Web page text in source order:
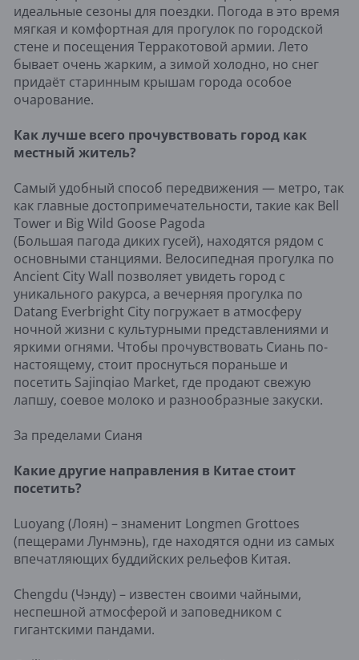
идеальные сезоны для поездки. Погода в это время
мягкая и комфортная для прогулок по городской
стене и посещения Терракотовой армии. Лето
бывает очень жарким, а зимой холодно, но снег
придаёт старинным крышам города особое
очарование.
Как лучше всего прочувствовать город как
местный житель?
Самый удобный способ передвижения — метро, так
как главные достопримечательности, такие как Bell
Tower и Big Wild Goose Pagoda
(Большая пагода диких гусей), находятся рядом с
основными станциями. Велосипедная прогулка по
Ancient City Wall позволяет увидеть город с
уникального ракурса, а вечерняя прогулка по
Datang Everbright City погружает в атмосферу
ночной жизни с культурными представлениями и
яркими огнями. Чтобы прочувствовать Сиань по-
настоящему, стоит проснуться пораньше и
посетить Sajinqiao Market, где продают свежую
лапшу, соевое молоко и разнообразные закуски.
За пределами Сианя
Какие другие направления в Китае стоит
посетить?
Luoyang (Лоян) – знаменит Longmen Grottoes
(пещерами Лунмэнь), где находятся одни из самых
впечатляющих буддийских рельефов Китая.
Chengdu (Чэнду) – известен своими чайными,
неспешной атмосферой и заповедником с
гигантскими пандами.